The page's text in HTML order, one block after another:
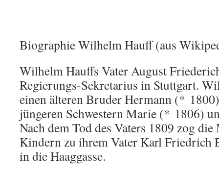
Biographie Wilhelm Hauff (aus
Wilhelm Hauffs Vater August
Regierungs-Sekretarius in Stuttgart.
einen älteren Bruder Hermann (*
jüngeren Schwestern Marie (* 1806)
Nach dem Tod des Vaters 1809 zog
Kindern zu ihrem Vater Karl Friedrich
in die Haaggasse.